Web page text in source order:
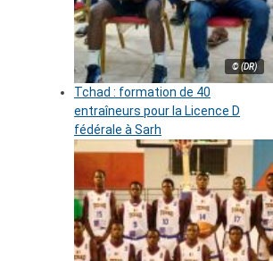
© (DR)
Tchad : formation de 40
entraîneurs pour la Licence D
fédérale à Sarh